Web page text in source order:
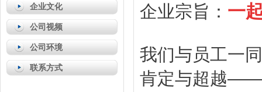
企业文化
公司视频
公司环境
联系方式
企业宗旨 ： 一
我们与员工一
肯定与超越——